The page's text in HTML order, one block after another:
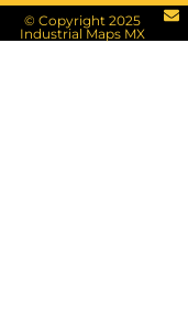
© Copyright 2025
Industrial Maps MX​